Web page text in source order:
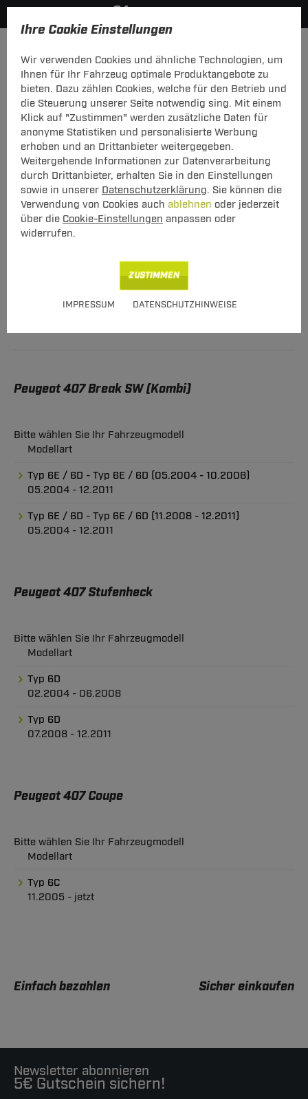
Ihre Cookie Einstellungen
Wir verwenden Cookies und ähnliche Technologien, um
Ihnen für Ihr Fahrzeug optimale Produktangebote zu
bieten. Dazu zählen Cookies, welche für den Betrieb und
die Steuerung unserer Seite notwendig sing. Mit einem
Klick auf "Zustimmen" werden zusätzliche Daten für
anonyme Statistiken und personalisierte Werbung
erhoben und an Drittanbieter weitergegeben.
Weitergehende Informationen zur Datenverarbeitung
durch Drittanbieter, erhalten Sie in den Einstellungen
sowie in unserer Datenschutzerklärung. Sie können die
Verwendung von Cookies auch ablehnen oder jederzeit
über die Cookie-Einstellungen anpassen oder
widerrufen.
IMPRESSUM DATENSCHUTZHINWEISE
ZUSTIMMEN
MODELÜBERSICHT
PKW-Kupplungskonfigurator
Die folgende Auflistung schützt Sie und andere in Ihrer
Umgebung und ermöglicht ein unbeschwertes
Urlaubserlebnis.
1
Hersteller
2
Modell
3
Anhängerkupplung und Elektrosatz für den
Peugeot 407 Break SW (Kombi)
Bitte wählen Sie Ihr Fahrzeugmodell
Modellart
Typ 6E / 6D - Typ 6E / 6D (05.2004 - 10.2008)
05.2004 - 12.2011
Typ 6E / 6D - Typ 6E / 6D (11.2008 - 12.2011)
05.2004 - 12.2011
Peugeot 407 Stufenheck
Bitte wählen Sie Ihr Fahrzeugmodell
Modellart
Typ 6D
02.2004 - 06.2008
Typ 6D
07.2008 - 12.2011
Peugeot 407 Coupe
Bitte wählen Sie Ihr Fahrzeugmodell
Modellart
Typ 6C
11.2005 - jetzt
Einfach bezahlen Sicher einkaufen
Newsletter abonnieren
5€ Gutschein sichern!